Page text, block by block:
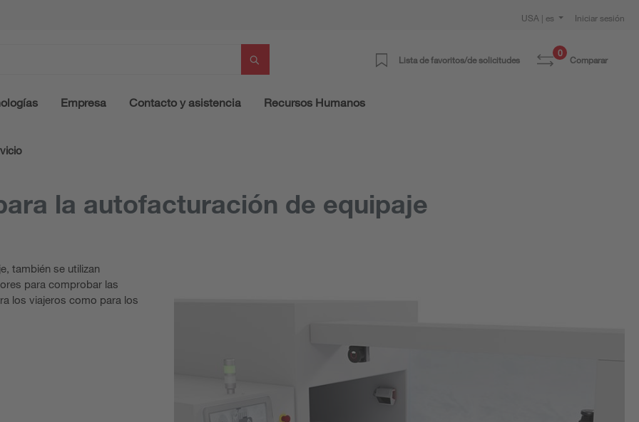
USA | es Iniciar sesión
Lista de favoritos/de solicitudes
0
Comparar
Empresa Contacto y asistencia Recursos Humanos
la autofacturación de equipaje
también se utilizan
para comprobar las
los viajeros como para los